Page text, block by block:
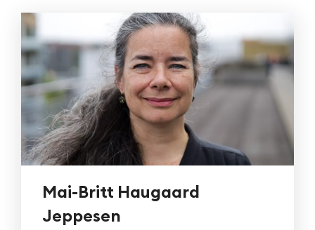
Mai-Britt Haugaard
Jeppesen